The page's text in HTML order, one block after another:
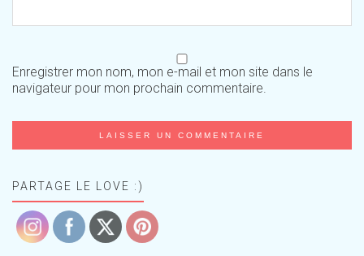
Enregistrer mon nom, mon e-mail et mon site dans le
navigateur pour mon prochain commentaire.
PARTAGE LE LOVE :)